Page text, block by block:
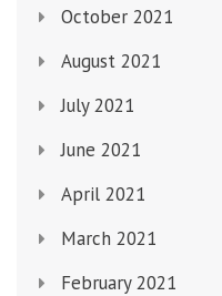
October 2021
August 2021
July 2021
June 2021
April 2021
March 2021
February 2021